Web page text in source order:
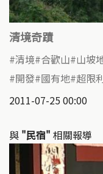
清境奇蹟
清境 合歡山 山坡
開發 國有地 超限
2011-07-25 00:00
與 "民宿" 相關報導